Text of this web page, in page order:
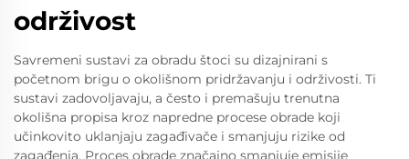
održivost
Savremeni sustavi za obradu štoci su dizajnirani s
početnom brigu o okolišnom pridržavanju i održivosti. Ti
sustavi zadovoljavaju, a često i premašuju trenutna
okolišna propisa kroz napredne procese obrade koji
učinkovito uklanjaju zagađivače i smanjuju rizike od
zagađenja. Proces obrade značajno smanjuje emisije